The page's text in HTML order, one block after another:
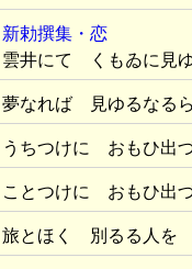
新勅撰集・恋
雲井にて くもゐに見
夢なれば 見ゆるなる
うちつけに おもひ出
ことつけに おもひ出
旅とほく 別るる人を